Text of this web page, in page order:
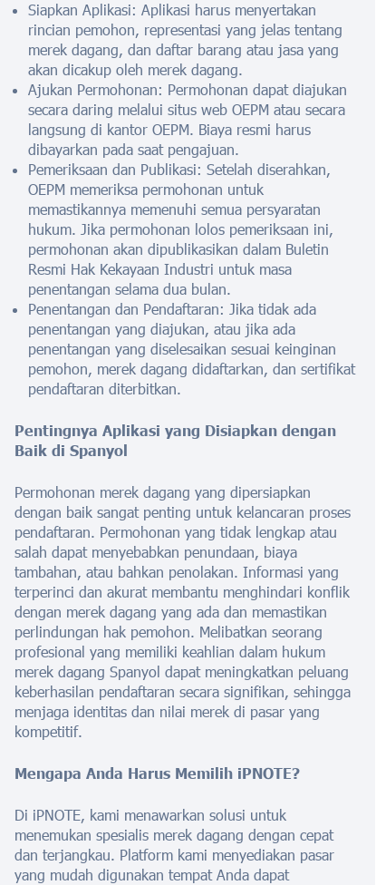
Siapkan Aplikasi: Aplikasi harus menyertakan
rincian pemohon, representasi yang jelas tentang
merek dagang, dan daftar barang atau jasa yang
akan dicakup oleh merek dagang.
Ajukan Permohonan: Permohonan dapat diajukan
secara daring melalui situs web OEPM atau secara
langsung di kantor OEPM. Biaya resmi harus
dibayarkan pada saat pengajuan.
Pemeriksaan dan Publikasi: Setelah diserahkan,
OEPM memeriksa permohonan untuk
memastikannya memenuhi semua persyaratan
hukum. Jika permohonan lolos pemeriksaan ini,
permohonan akan dipublikasikan dalam Buletin
Resmi Hak Kekayaan Industri untuk masa
penentangan selama dua bulan.
Penentangan dan Pendaftaran: Jika tidak ada
penentangan yang diajukan, atau jika ada
penentangan yang diselesaikan sesuai keinginan
pemohon, merek dagang didaftarkan, dan sertifikat
pendaftaran diterbitkan.
Pentingnya Aplikasi yang Disiapkan dengan
Baik di Spanyol
Permohonan merek dagang yang dipersiapkan
dengan baik sangat penting untuk kelancaran proses
pendaftaran. Permohonan yang tidak lengkap atau
salah dapat menyebabkan penundaan, biaya
tambahan, atau bahkan penolakan. Informasi yang
terperinci dan akurat membantu menghindari konflik
dengan merek dagang yang ada dan memastikan
perlindungan hak pemohon. Melibatkan seorang
profesional yang memiliki keahlian dalam hukum
merek dagang Spanyol dapat meningkatkan peluang
keberhasilan pendaftaran secara signifikan, sehingga
menjaga identitas dan nilai merek di pasar yang
kompetitif.
Mengapa Anda Harus Memilih iPNOTE?
Di iPNOTE, kami menawarkan solusi untuk
menemukan spesialis merek dagang dengan cepat
dan terjangkau. Platform kami menyediakan pasar
yang mudah digunakan tempat Anda dapat